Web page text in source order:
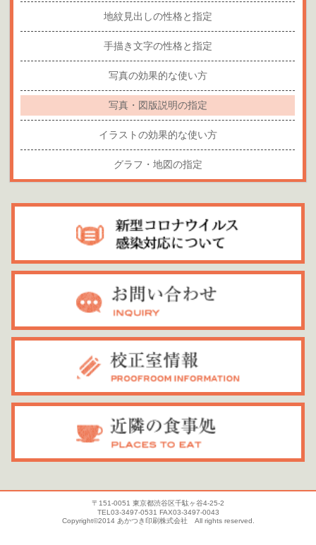
地紋見出しの性格と指定
手描き文字の性格と指定
写真の効果的な使い方
写真・図版説明の指定
イラストの効果的な使い方
グラフ・地図の指定
〒151-0051 東京都渋谷区千駄ヶ谷4-25-2
TEL03-3497-0531 FAX03-3497-0043
Copyright©2014 あかつき印刷株式会社 All rights reserved.